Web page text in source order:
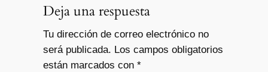
Deja una respuesta
Tu dirección de correo electrónico no
será publicada. Los campos obligatorios
están marcados con *